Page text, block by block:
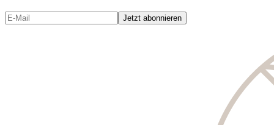
Jetzt abonnieren